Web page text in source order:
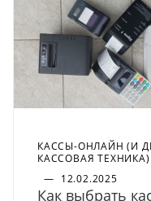
КАССЫ-ОНЛАЙН (И
КАССОВАЯ ТЕХНИКА)
— 12.02.2025
Как выбрать